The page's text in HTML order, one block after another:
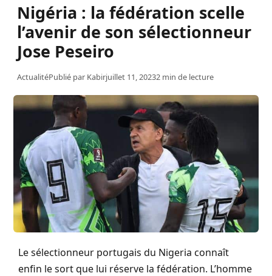
Nigéria : la fédération scelle
l’avenir de son sélectionneur
Jose Peseiro
ActualitéPublié par Kabirjuillet 11, 20232 min de lecture
Le sélectionneur portugais du Nigeria connaît
enfin le sort que lui réserve la fédération. L’homme